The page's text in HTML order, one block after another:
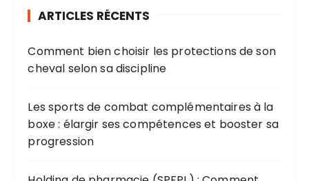
ARTICLES RÉCENTS
Comment bien choisir les protections de son
cheval selon sa discipline
Les sports de combat complémentaires à la
boxe : élargir ses compétences et booster sa
progression